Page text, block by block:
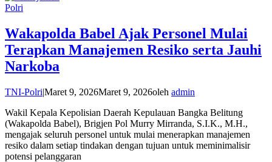
Polri
Wakapolda Babel Ajak Personel Mulai
Terapkan Manajemen Resiko serta Jauhi
Narkoba
TNI-Polri|Maret 9, 2026Maret 9, 2026oleh admin
Wakil Kepala Kepolisian Daerah Kepulauan Bangka Belitung
(Wakapolda Babel), Brigjen Pol Murry Mirranda, S.I.K., M.H.,
mengajak seluruh personel untuk mulai menerapkan manajemen
resiko dalam setiap tindakan dengan tujuan untuk meminimalisir
potensi pelanggaran